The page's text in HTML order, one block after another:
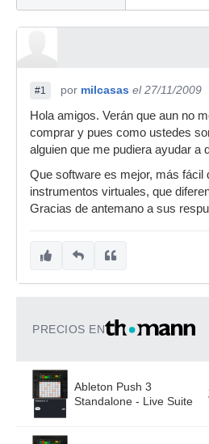
#1 por milcasas el 27/11/2009
Hola amigos. Verán que aun no
comprar y pues como ustedes
alguien que me pudiera ayudar a
Que software es mejor, más fácil
instrumentos virtuales, que
Gracias de antemano a sus
PRECIOS EN
Ableton Push 3
Standalone - Live Suite